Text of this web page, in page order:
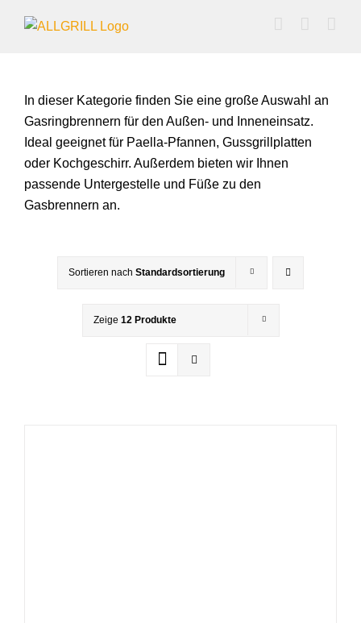
Inhalt
In dieser Kategorie finden Sie eine große Auswahl an
Gasringbrennern für den Außen- und Inneneinsatz.
Ideal geeignet für Paella-Pfannen, Gussgrillplatten
oder Kochgeschirr. Außerdem bieten wir Ihnen
passende Untergestelle und Füße zu den
Gasbrennern an.
Sortieren nach Standardsortierung
Zeige 12 Produkte